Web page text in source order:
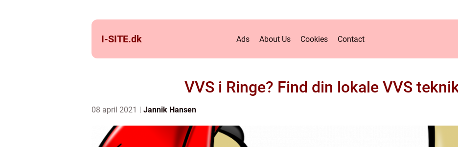
I-SITE.dk Ads About Us Cookies Contact
VVS i Ringe? Find din lokale VVS
08 april 2021 Jannik Hansen